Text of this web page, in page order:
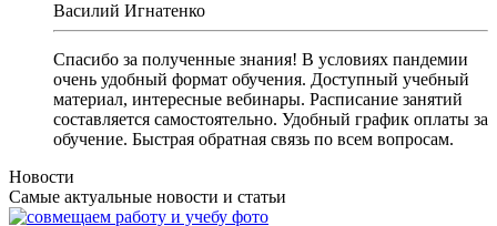
Василий Игнатенко
Спасибо за полученные знания! В условиях пандемии
очень удобный формат обучения. Доступный учебный
материал, интересные вебинары. Расписание занятий
составляется самостоятельно. Удобный график оплаты за
обучение. Быстрая обратная связь по всем вопросам.
Новости
Самые актуальные новости и статьи